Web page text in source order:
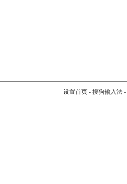
设置首页- 搜狗输入法-